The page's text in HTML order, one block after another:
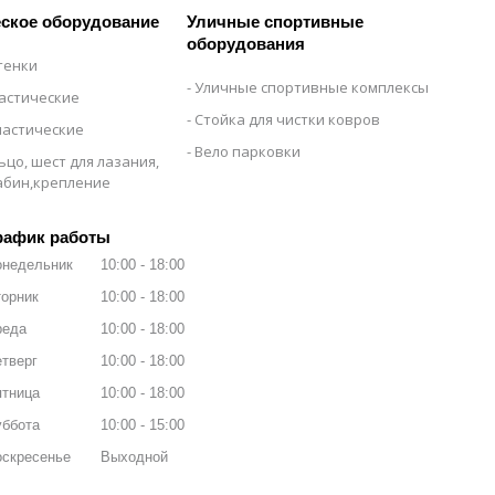
оборудование
шест для лазания,
Уличные спортивные
оборудования
Уличные спортивные комплексы
Стойка для чистки ковров
Вело парковки
работы
10:00
18:00
10:00
18:00
10:00
18:00
10:00
18:00
10:00
18:00
10:00
15:00
Выходной